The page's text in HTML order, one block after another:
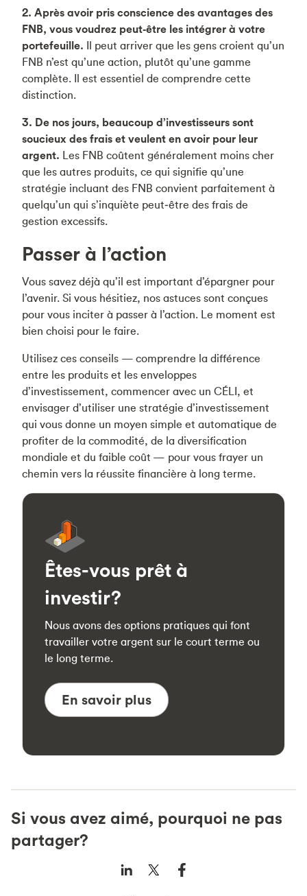
2. Après avoir pris conscience des avantages des
FNB, vous voudrez peut‑être les intégrer à votre
portefeuille. Il peut arriver que les gens croient qu’un
FNB n’est qu’une action, plutôt qu’une gamme
complète. Il est essentiel de comprendre cette
distinction.
3. De nos jours, beaucoup d’investisseurs sont
soucieux des frais et veulent en avoir pour leur
argent. Les FNB coûtent généralement moins cher
que les autres produits, ce qui signifie qu’une
stratégie incluant des FNB convient parfaitement à
quelqu’un qui s’inquiète peut‑être des frais de
gestion excessifs.
Passer à l’action
Vous savez déjà qu’il est important d’épargner pour
l’avenir. Si vous hésitiez, nos astuces sont conçues
pour vous inciter à passer à l’action. Le moment est
bien choisi pour le faire.
Utilisez ces conseils — comprendre la différence
entre les produits et les enveloppes
d’investissement, commencer avec un CÉLI, et
envisager d’utiliser une stratégie d’investissement
qui vous donne un moyen simple et automatique de
profiter de la commodité, de la diversification
mondiale et du faible coût — pour vous frayer un
chemin vers la réussite financière à long terme.
Êtes-vous prêt à
investir?
Nous avons des options pratiques qui font
travailler votre argent sur le court terme ou
le long terme.
En savoir plus
Si vous avez aimé, pourquoi ne pas
partager?